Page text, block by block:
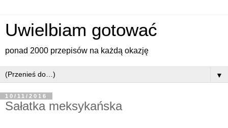
Uwielbiam gotować
ponad 2000 przepisów na każdą okazję
▼
10/11/2016
Sałatka meksykańska